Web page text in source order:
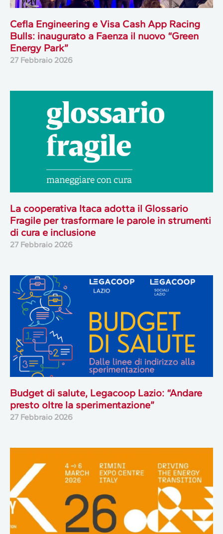
Cefla Engineering e Visa Cash App Racing
Bulls: inaugurato a Faenza il nuovo “Green
Energy Park”
27 Febbraio 2026
La cooperativa Itaca adotta il Glossario
Fragile per trasformare le parole in strumenti
di cura e inclusione
27 Febbraio 2026
Budget di salute, Legacoop Lazio: “Andare
presto oltre la sperimentazione”
27 Febbraio 2026